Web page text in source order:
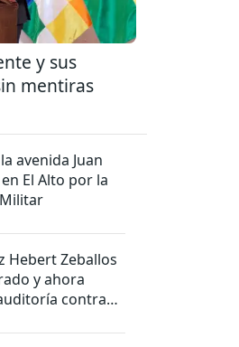
y sus
mentiras
avenida Juan
El Alto por la
Hebert Zeballos
y ahora
contra